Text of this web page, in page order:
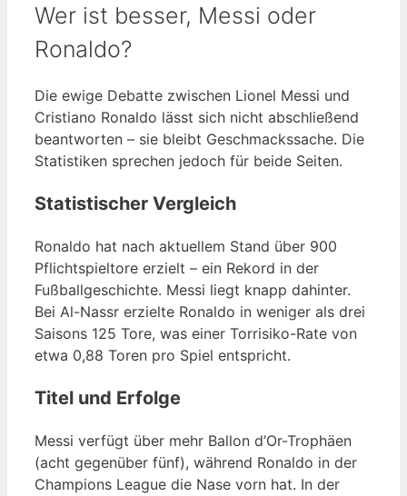
Wer ist besser, Messi oder
Ronaldo?
Die ewige Debatte zwischen Lionel Messi und
Cristiano Ronaldo lässt sich nicht abschließend
beantworten – sie bleibt Geschmackssache. Die
Statistiken sprechen jedoch für beide Seiten.
Statistischer Vergleich
Ronaldo hat nach aktuellem Stand über 900
Pflichtspieltore erzielt – ein Rekord in der
Fußballgeschichte. Messi liegt knapp dahinter.
Bei Al-Nassr erzielte Ronaldo in weniger als drei
Saisons 125 Tore, was einer Torrisiko-Rate von
etwa 0,88 Toren pro Spiel entspricht.
Titel und Erfolge
Messi verfügt über mehr Ballon d’Or-Trophäen
(acht gegenüber fünf), während Ronaldo in der
Champions League die Nase vorn hat. In der